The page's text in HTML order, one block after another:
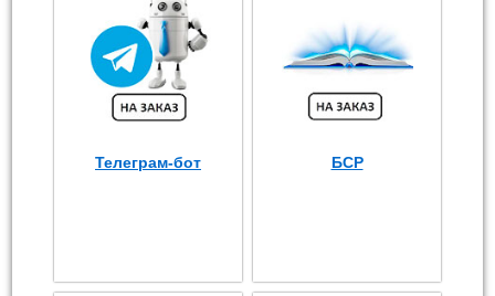
Телеграм-бот БСР